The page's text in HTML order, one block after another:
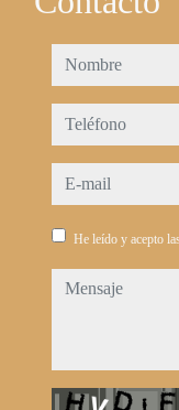
nombre
teléfono
e-mail
He leído y acepto
mensaje
Captcha